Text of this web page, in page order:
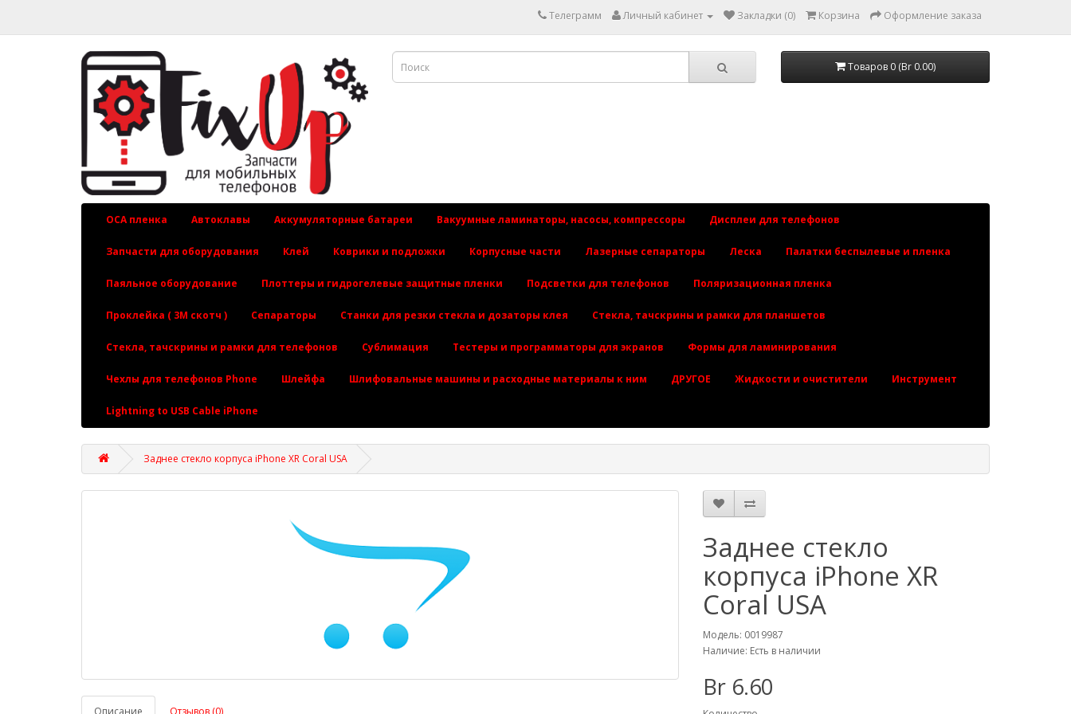
Телеграмм Личный кабинет Закладки (0) Корзина Оформление заказа
Товаров 0 (Br 0.00)
OCA пленка Автоклавы Аккумуляторные батареи Вакуумные ламинаторы, насосы, компрессоры Дисплеи для телефонов
Запчасти для оборудования Клей Коврики и подложки Корпусные части Лазерные сепараторы Леска Палатки беспылевые и пленка
Паяльное оборудование Плоттеры и гидрогелевые защитные пленки Подсветки для телефонов Поляризационная пленка
Проклейка ( 3М скотч ) Сепараторы Станки для резки стекла и дозаторы клея Стекла, тачскрины и рамки для планшетов
Стекла, тачскрины и рамки для телефонов Сублимация Тестеры и программаторы для экранов Формы для ламинирования
Чехлы для телефонов Phone Шлейфа Шлифовальные машины и расходные материалы к ним ДРУГОЕ Жидкости и очистители Инструмент
Lightning to USB Cable iPhone
Заднее стекло корпуса iPhone XR Coral USA
Описание Отзывов (0)
Заднее стекло
корпуса iPhone XR
Coral USA
Модель: 0019987
Наличие: Есть в наличии
Br 6.60